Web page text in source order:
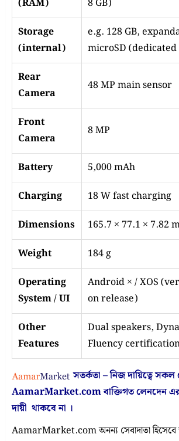
(RAM)
8 GB)
Storage
(internal)
e.g. 128 GB,
microSD
Rear
Camera
48 MP main sensor
Front
Camera
8 MP
Battery
5,000 mAh
Charging
18 W fast charging
Dimensions
165.7 × 77.1 × 7.82
Weight
184 g
Operating
System / UI
Android × / XOS
on release)
Other
Features
Dual speakers,
Fluency
সতর্কতা – নিজ দায়িত্বে
AamarMarket.comবাক্তিগত লেনদেন
দায়ী থাকবে না ।
AamarMarket.com অনন্য সেবাদাতা হিসেবে